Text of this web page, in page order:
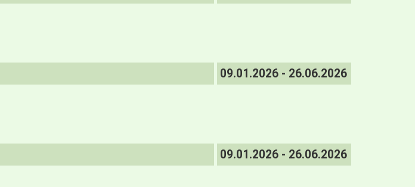
09.01.2026 - 26.06.2026
09.01.2026 - 26.06.2026